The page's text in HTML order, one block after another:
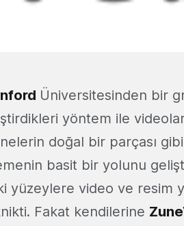
Üniversitesinden bir
yöntem ile
doğal bir parçası
basit bir yolunu
yüzeylere video ve resim
Fakat kendilerine